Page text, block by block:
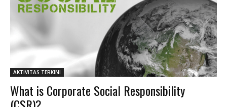
AKTIVITAS TERKINI
What is Corporate Social Responsibility